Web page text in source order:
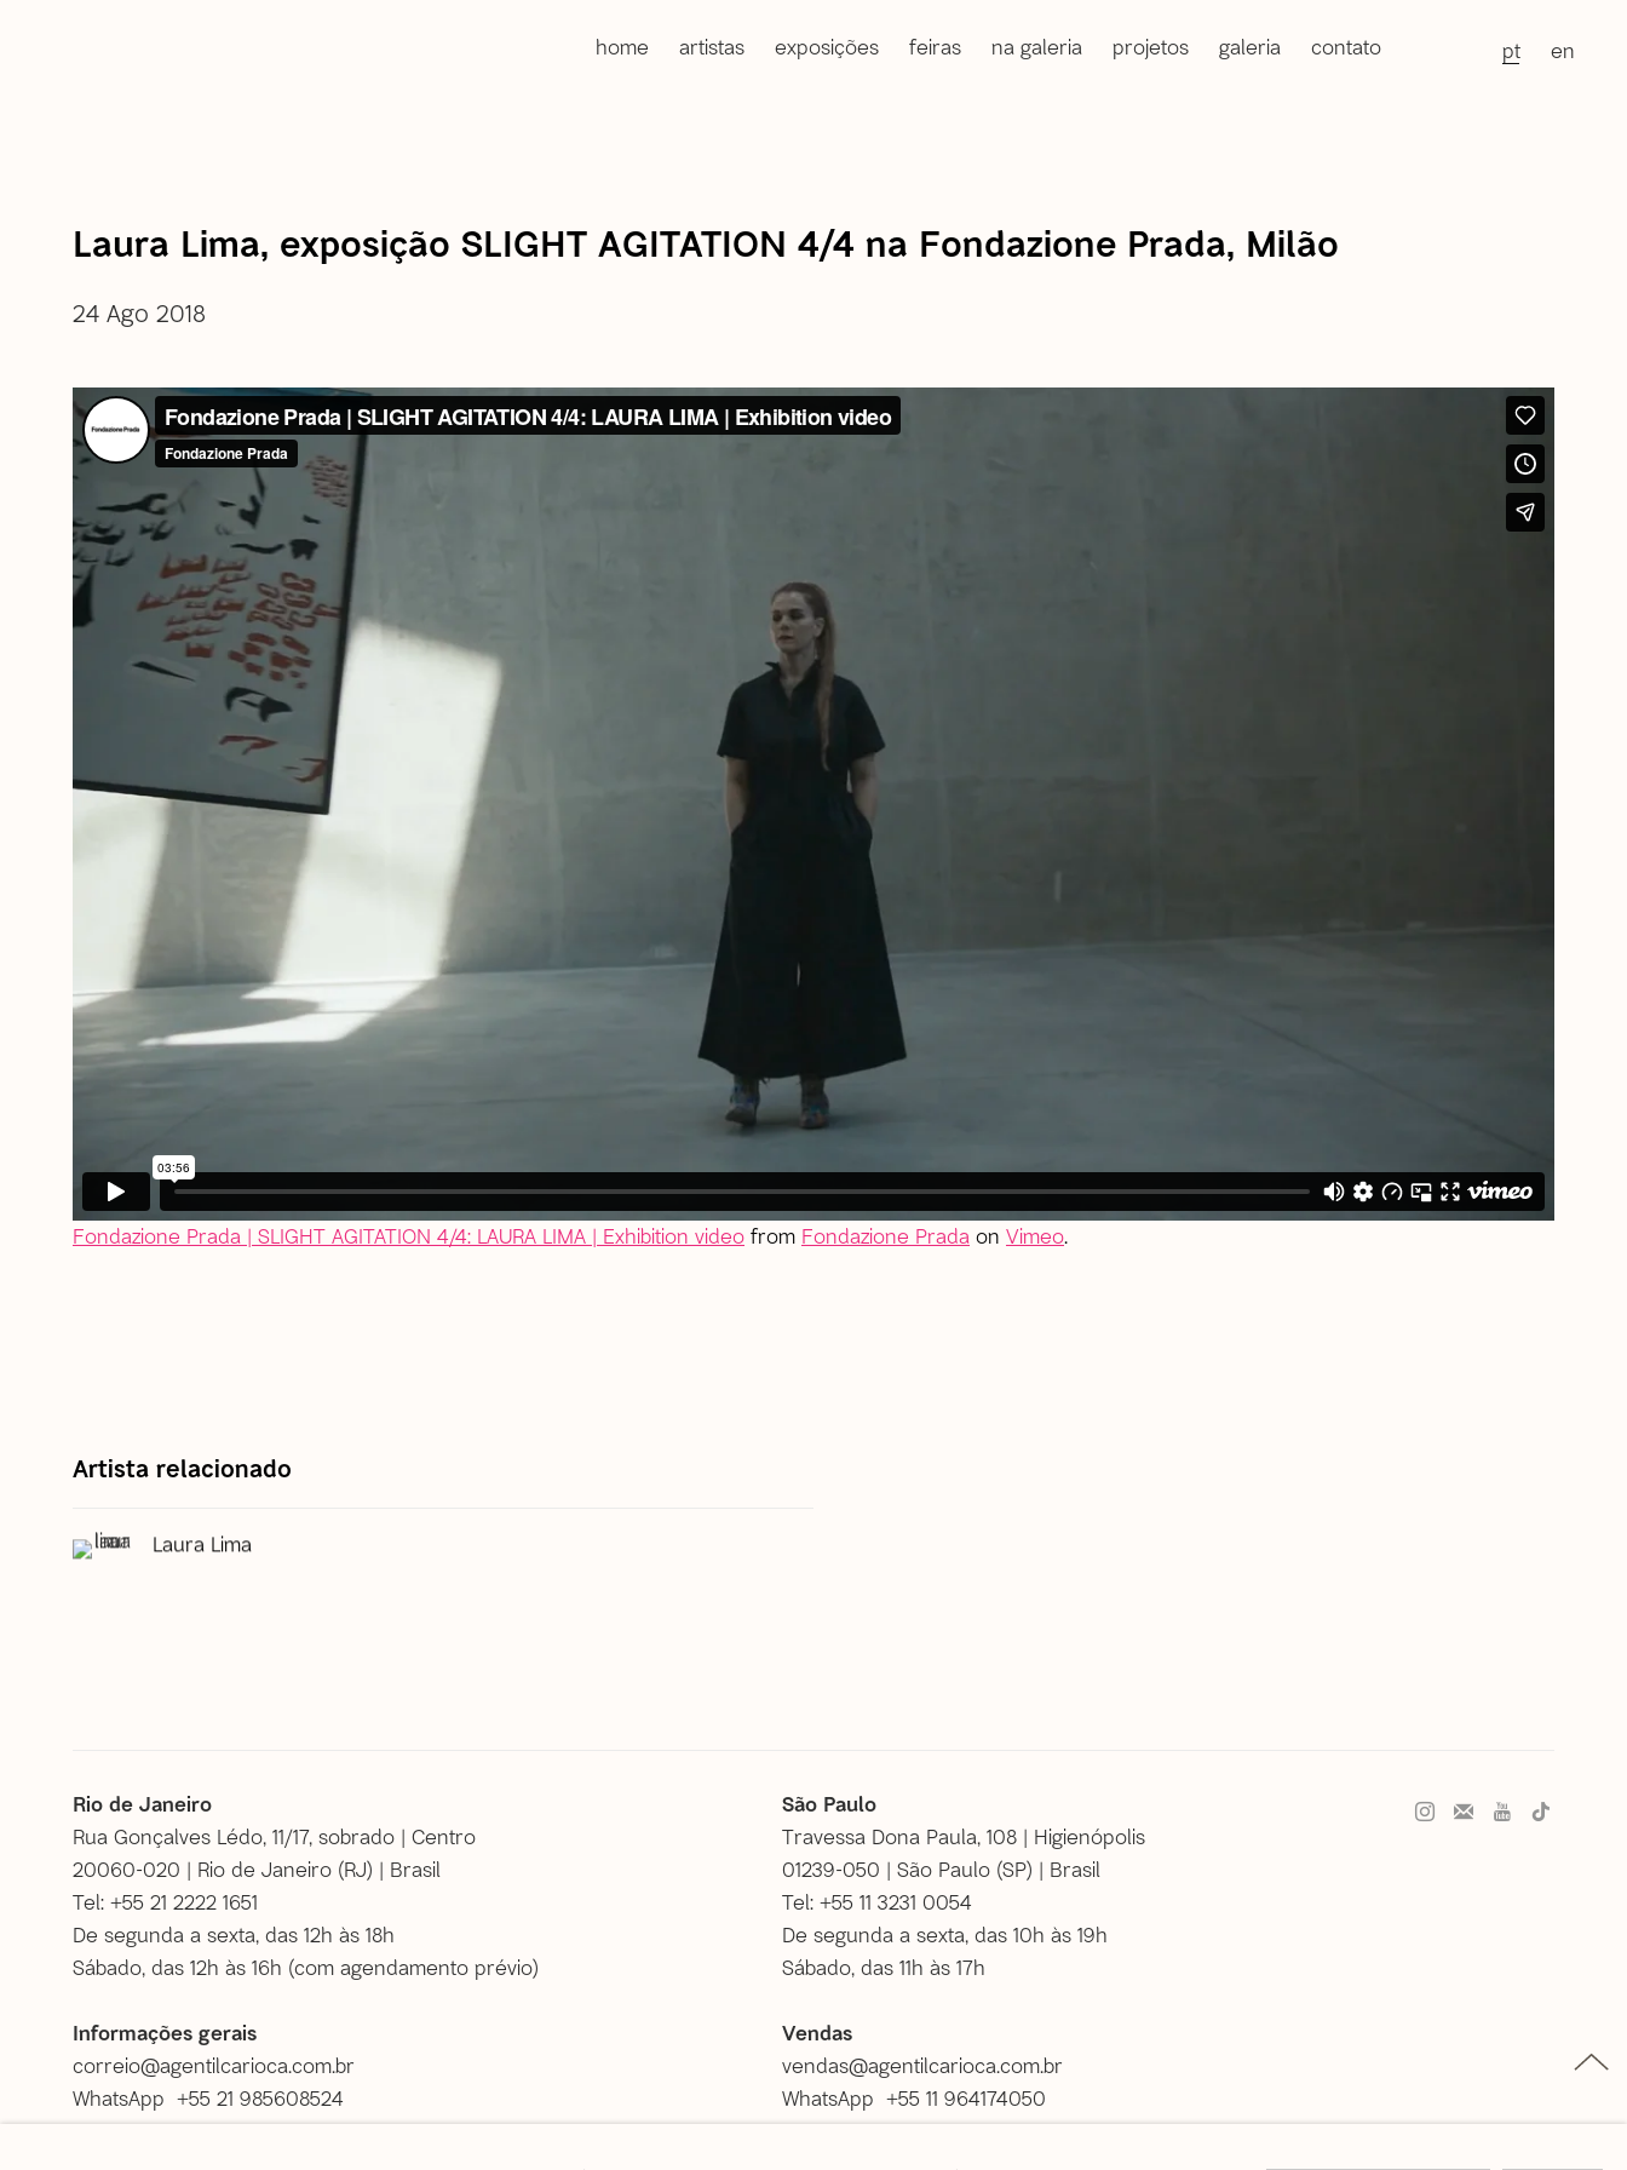
home artistas exposições feiras na galeria projetos galeria contato pt en
Laura Lima, exposição SLIGHT AGITATION 4/4 na Fondazione Prada, Milão
24 Ago 2018
Fondazione Prada | SLIGHT AGITATION 4/4: LAURA LIMA | Exhibition video from Fondazione Prada on Vimeo.
Artista relacionado
Laura Lima
Rio de Janeiro
Rua Gonçalves Lédo, 11/17, sobrado | Centro
20060-020 | Rio de Janeiro (RJ) | Brasil
Tel: +55 21 2222 1651
De segunda a sexta, das 12h às 18h
Sábado, das 12h às 16h (com agendamento prévio)
Informações gerais
correio@agentilcarioca.com.br
WhatsApp +55 21 985608524
São Paulo
Travessa Dona Paula, 108 | Higienópolis
01239-050 | São Paulo (SP) | Brasil
Tel: +55 11 3231 0054
De segunda a sexta, das 10h às 19h
Sábado, das 11h às 17h
Vendas
vendas@agentilcarioca.com.br
WhatsApp +55 11 964174050